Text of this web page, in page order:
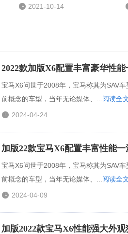
 2021-10-14
2022款加版X6配置丰富豪华性能
宝马X6问世于2008年，宝马称其为SAV
前概念的车型，当年无论媒体、... 阅读全
 2024-04-24
加版22款宝马X6配置丰富性能一
宝马X6问世于2008年，宝马称其为SAV
前概念的车型，当年无论媒体、... 阅读全
 2024-04-09
加版2022款宝马X6性能强大外